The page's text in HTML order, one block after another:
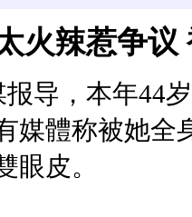
火辣惹争
导，本年44
媒體称被她全
眼皮。